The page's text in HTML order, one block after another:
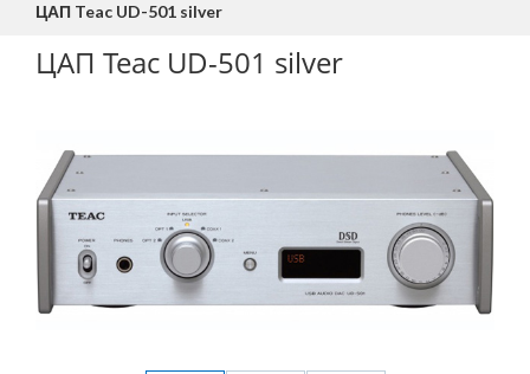
ЦАП Teac UD-501 silver
ЦАП Teac UD-501 silver